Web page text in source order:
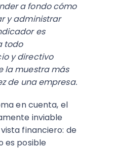
a fondo cómo
y administrar
es
todo
y directivo
la muestra más
de una empresa.
en cuenta, el
inviable
financiero: de
es posible